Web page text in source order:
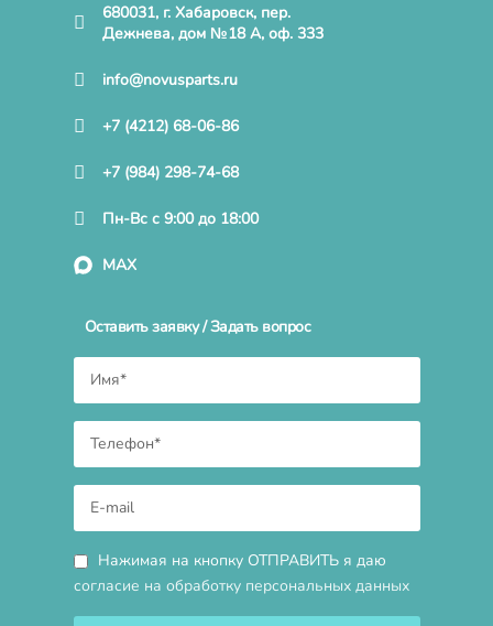
680031, г. Хабаровск, пер.
Дежнева, дом №18 А, оф. 333
info@novusparts.ru
+7 (4212) 68-06-86
+7 (984) 298-74-68
Пн-Вс с 9:00 до 18:00
MAX
Оставить заявку / Задать вопрос
Нажимая на кнопку ОТПРАВИТЬ я даю
согласие на обработку персональных данных